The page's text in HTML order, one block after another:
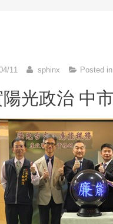
11 sphinx Posted in
光政治 中